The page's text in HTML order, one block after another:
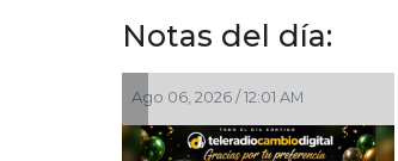
Notas del día:
06, 2026 / 12:01 AM Ago 05, 2026